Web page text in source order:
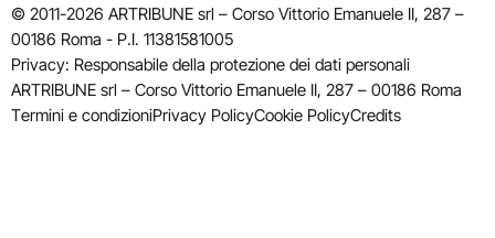
© 2011-2026 ARTRIBUNE srl – Corso Vittorio Emanuele II, 287 –
00186 Roma - P.I. 11381581005
Privacy: Responsabile della protezione dei dati personali
ARTRIBUNE srl – Corso Vittorio Emanuele II, 287 – 00186 Roma
Termini e condizioniPrivacy PolicyCookie PolicyCredits